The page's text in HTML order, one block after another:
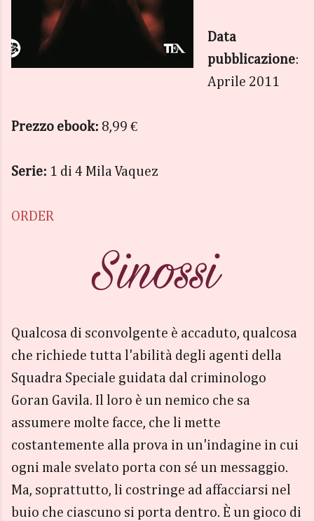
Data
pubblicazione:
Aprile 2011
Prezzo ebook: 8,99 €
Serie: 1 di 4 Mila Vaquez
ORDER
Qualcosa di sconvolgente è accaduto, qualcosa
che richiede tutta l'abilità degli agenti della
Squadra Speciale guidata dal criminologo
Goran Gavila. Il loro è un nemico che sa
assumere molte facce, che li mette
costantemente alla prova in un'indagine in cui
ogni male svelato porta con sé un messaggio.
Ma, soprattutto, li costringe ad affacciarsi nel
buio che ciascuno si porta dentro. È un gioco di